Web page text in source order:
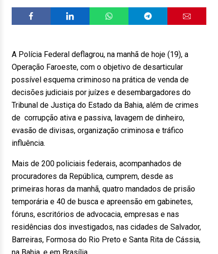
A Polícia Federal deflagrou, na manhã de hoje (19), a
Operação Faroeste, com o objetivo de desarticular
possível esquema criminoso na prática de venda de
decisões judiciais por juízes e desembargadores do
Tribunal de Justiça do Estado da Bahia, além de crimes
de corrupção ativa e passiva, lavagem de dinheiro,
evasão de divisas, organização criminosa e tráfico
influência.
Mais de 200 policiais federais, acompanhados de
procuradores da República, cumprem, desde as
primeiras horas da manhã, quatro mandados de prisão
temporária e 40 de busca e apreensão em gabinetes,
fóruns, escritórios de advocacia, empresas e nas
residências dos investigados, nas cidades de Salvador,
Barreiras, Formosa do Rio Preto e Santa Rita de Cássia,